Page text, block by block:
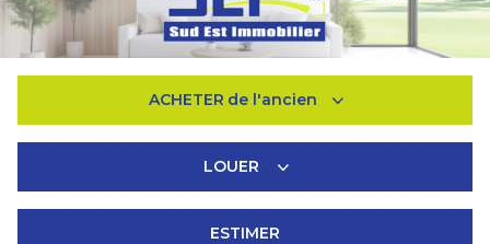
ACHETER de l'ancien
De l'immo pro
LOUER
ESTIMER